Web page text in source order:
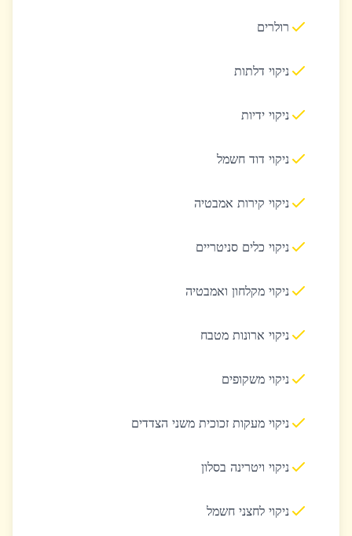
רולרים
ניקוי דלתות
ניקוי ידיות
ניקוי דוד חשמל
ניקוי קירות אמבטיה
ניקוי כלים סניטריים
ניקוי מקלחון ואמבטיה
ניקוי ארונות מטבח
ניקוי משקופים
ניקוי מעקות זכוכית משני הצדדים
ניקוי ויטרינה בסלון
ניקוי לחצני חשמל